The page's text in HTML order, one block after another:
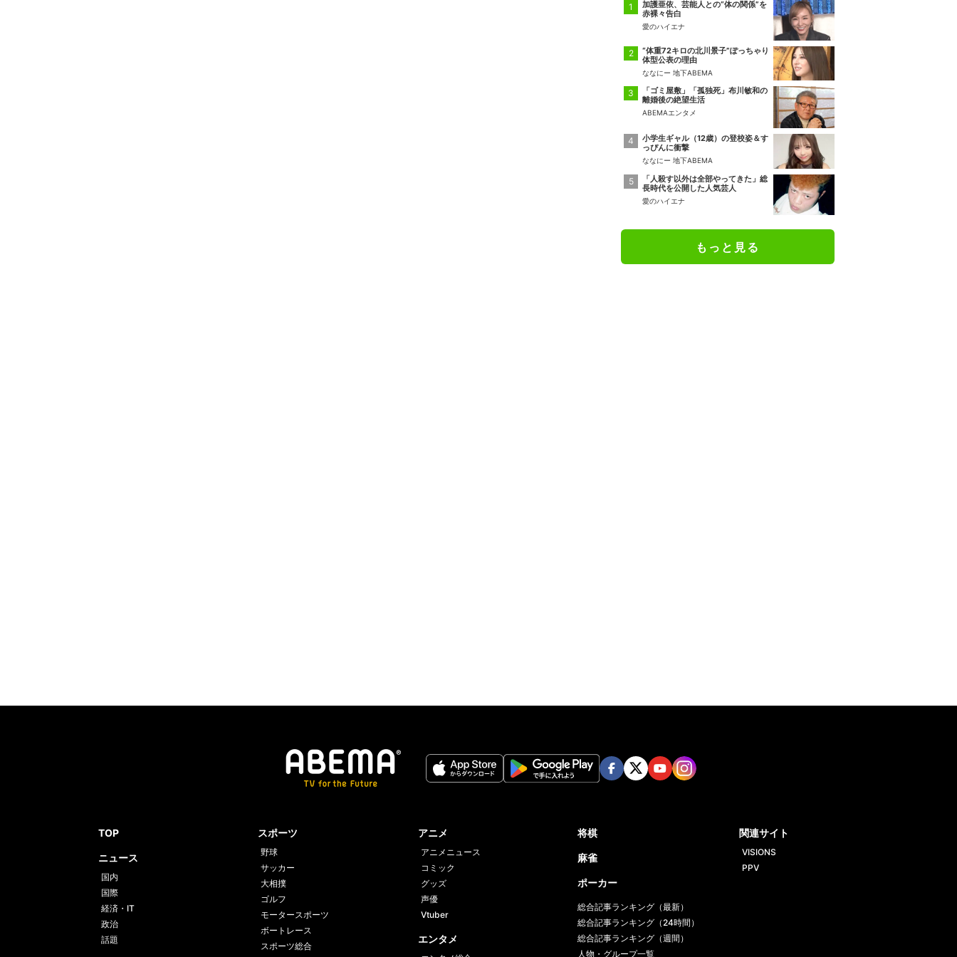
加護亜依、芸能人との“体の関係”を
赤裸々告白
愛のハイエナ
“体重72キロの北川景子”ぽっちゃり
体型公表の理由
ななにー 地下ABEMA
「ゴミ屋敷」「孤独死」布川敏和の
離婚後の絶望生活
ABEMAエンタメ
小学生ギャル（12歳）の登校姿＆す
っぴんに衝撃
ななにー 地下ABEMA
「人殺す以外は全部やってきた」総
長時代を公開した人気芸人
愛のハイエナ
もっと見る
TOP
ニュース
国内
国際
経済・IT
政治
話題
スポーツ
野球
サッカー
大相撲
ゴルフ
モータースポーツ
ボートレース
スポーツ総合
アニメ
アニメニュース
コミック
グッズ
声優
Vtuber
エンタメ
将棋
麻雀
ポーカー
総合記事ランキング（最新）
総合記事ランキング（24時間）
総合記事ランキング（週間）
人物・グループ一覧
関連サイト
VISIONS
PPV